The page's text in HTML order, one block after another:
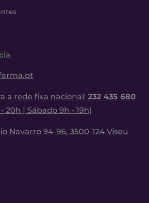
a rede fixa nacional: 232 435 680
20h | Sábado 9h - 19h)
Navarro 94-96, 3500-124 Viseu